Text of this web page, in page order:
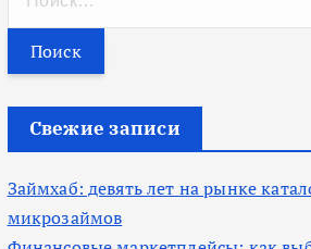
т
и
Свежие записи
Займхаб: девять лет на рынке
микрозаймов